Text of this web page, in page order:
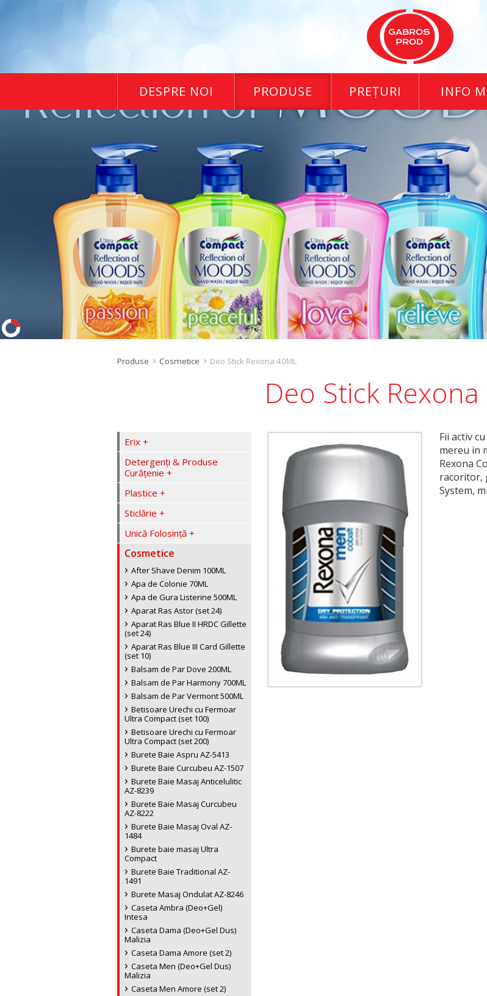
DESPRE NOI PRODUSE PREŢURI INFO
Produse Cosmetice Deo Stick Rexona 40ML
Deo Stick
Erix
Detergenţi & Produse
Curăţenie
Plastice
Sticlărie
Unică Folosinţă
Cosmetice
After Shave Denim 100ML
Apa de Colonie 70ML
Apa de Gura Listerine 500ML
Aparat Ras Astor (set 24)
Aparat Ras Blue II HRDC Gillette
(set 24)
Aparat Ras Blue III Card Gillette
(set 10)
Balsam de Par Dove 200ML
Balsam de Par Harmony 700ML
Balsam de Par Vermont 500ML
Betisoare Urechi cu Fermoar
Ultra Compact (set 100)
Betisoare Urechi cu Fermoar
Ultra Compact (set 200)
Burete Baie Aspru AZ-5413
Burete Baie Curcubeu AZ-1507
Burete Baie Masaj Anticelulitic
AZ-8239
Burete Baie Masaj Curcubeu
AZ-8222
Burete Baie Masaj Oval AZ-
1484
Burete baie masaj Ultra
Compact
Burete Baie Traditional AZ-
1491
Burete Masaj Ondulat AZ-8246
Caseta Ambra (Deo+Gel)
Intesa
Caseta Dama (Deo+Gel Dus)
Malizia
Caseta Dama Amore (set 2)
Caseta Men (Deo+Gel Dus)
Malizia
Caseta Men Amore (set 2)
Fii activ
mereu in
Rexona
racoritor,
System,